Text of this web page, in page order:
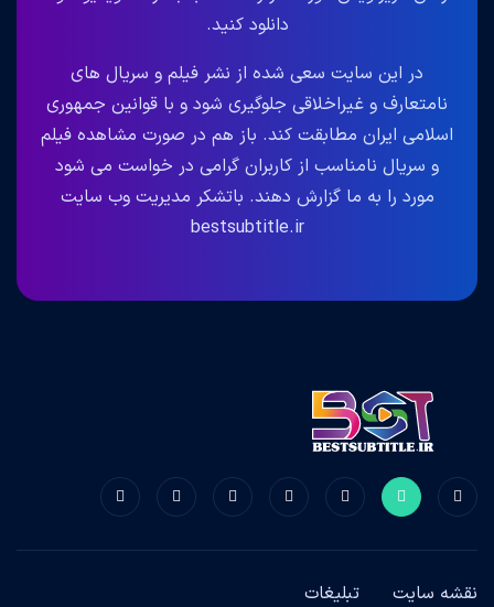
دانلود کنید.
در این سایت سعی شده از نشر فیلم و سریال های
نامتعارف و غیراخلاقی جلوگیری شود و با قوانین جمهوری
اسلامی ایران مطابقت کند. باز هم در صورت مشاهده فیلم
و سریال نامناسب از کاربران گرامی در خواست می شود
مورد را به ما گزارش دهند. باتشکر مدیریت وب سایت
bestsubtitle.ir
نقشه سایت تبلیغات